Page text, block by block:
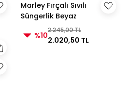
Marley Fırçalı Sıvılı
Süngerlik Beyaz
%10
2.245,00 TL
2.020,50 TL